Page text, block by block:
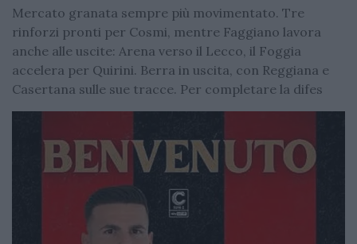
Mercato granata sempre più movimentato. Tre
rinforzi pronti per Cosmi, mentre Faggiano lavora
anche alle uscite: Arena verso il Lecco, il Foggia
accelera per Quirini. Berra in uscita, con Reggiana e
Casertana sulle sue tracce. Per completare la difes